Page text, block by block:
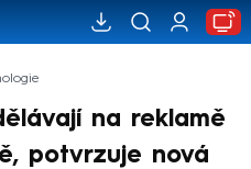
na reklamě
potvrzuje nová